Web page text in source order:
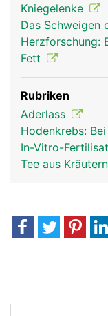
Kniegelenke
Das Schweigen
Herzforschung:
Fett
Rubriken
Aderlass
Hodenkrebs:
In-Vitro-
Tee aus